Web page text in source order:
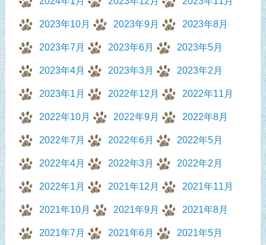
2023年10月 2023年9月 2023年8月
2023年7月 2023年6月 2023年5月
2023年4月 2023年3月 2023年2月
2023年1月 2022年12月 2022年11月
2022年10月 2022年9月 2022年8月
2022年7月 2022年6月 2022年5月
2022年4月 2022年3月 2022年2月
2022年1月 2021年12月 2021年11月
2021年10月 2021年9月 2021年8月
2021年7月 2021年6月 2021年5月